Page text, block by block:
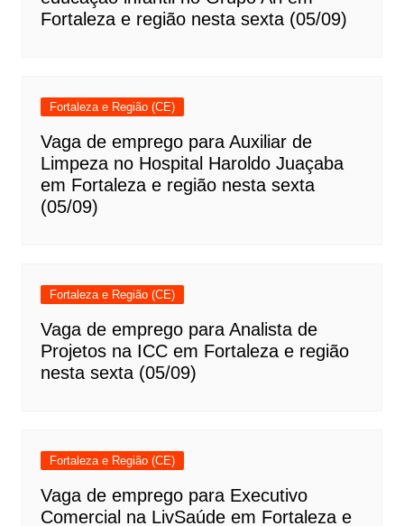
Fortaleza e região nesta sexta (05/09)
Fortaleza e Região (CE)
Vaga de emprego para Auxiliar de
Limpeza no Hospital Haroldo Juaçaba
em Fortaleza e região nesta sexta
(05/09)
Fortaleza e Região (CE)
Vaga de emprego para Analista de
Projetos na ICC em Fortaleza e região
nesta sexta (05/09)
Fortaleza e Região (CE)
Vaga de emprego para Executivo
Comercial na LivSaúde em Fortaleza e